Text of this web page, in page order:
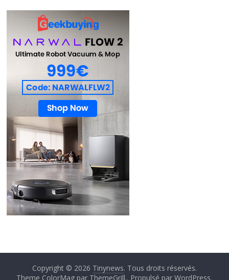
Copyright © 2026 Tinynews. Tous droits réservés.
Theme ColorMag par ThemeGrill.. Propulsé parWordPress.